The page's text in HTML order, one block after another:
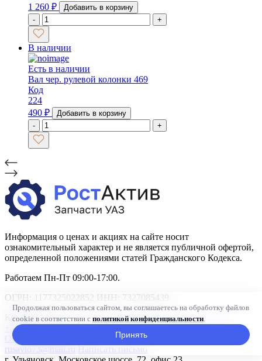
1 260 ₽
Добавить в корзину
-
+
В наличии
Есть в наличии
Вал чер. рулевой колонки 469
Код
224
490 ₽
Добавить в корзину
-
+
Информация о ценах и акциях на сайте носит
ознакомительный характер и не является публичной офертой,
определенной положениями статей Гражданского Кодекса.
Работаем Пн-Пт 09:00-17:00.
ОГРН: 1177325022852 ИНН: 7327085439
Контакты
+7 (800) 600-80-22
Обратный звонок
rusavto73@mail.ru
Написать письмо
Продолжая пользоваться сайтом, вы соглашаетесь на обработку файлов
cookie в соответствии с политикой конфиденциальности.
Принять